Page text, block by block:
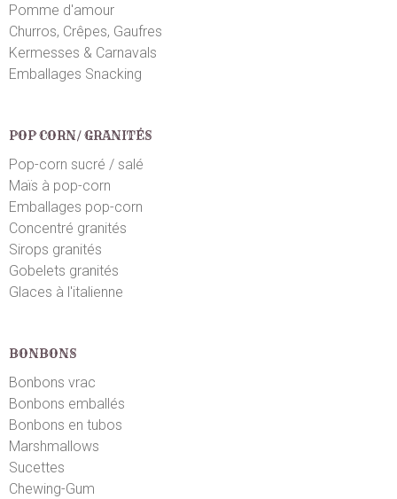
Pomme d'amour
Churros, Crêpes, Gaufres
Kermesses & Carnavals
Emballages Snacking
POP CORN/ GRANITÉS
Pop-corn sucré / salé
Maïs à pop-corn
Emballages pop-corn
Concentré granités
Sirops granités
Gobelets granités
Glaces à l'italienne
BONBONS
Bonbons vrac
Bonbons emballés
Bonbons en tubos
Marshmallows
Sucettes
Chewing-Gum